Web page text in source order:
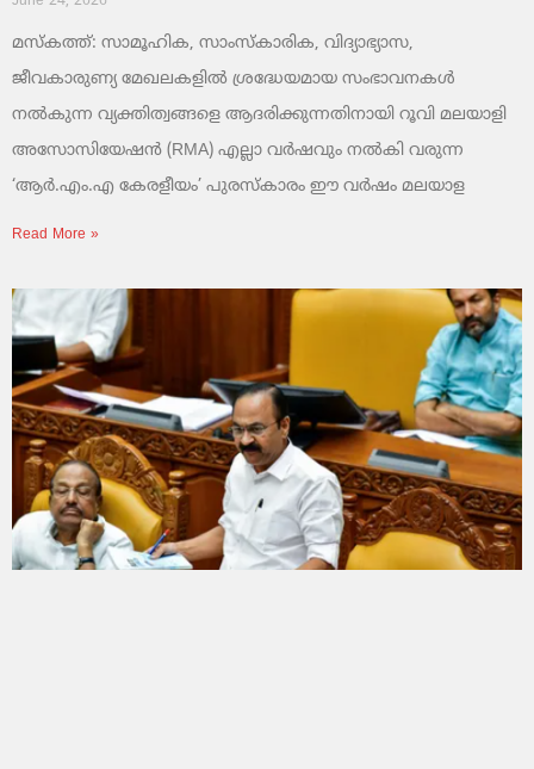
മസ്കത്ത്: സാമൂഹിക, സാംസ്‌കാരിക, വിദ്യാഭ്യാസ,
ജീവകാരുണ്യ മേഖലകളിൽ ശ്രദ്ധേയമായ സംഭാവനകൾ
നൽകുന്ന വ്യക്തിത്വങ്ങളെ ആദരിക്കുന്നതിനായി റൂവി മലയാളി
അസോസിയേഷൻ (RMA) എല്ലാ വർഷവും നൽകി വരുന്ന
‘ആർ.എം.എ കേരളീയം’ പുരസ്‌കാരം ഈ വർഷം മലയാള
Read More »